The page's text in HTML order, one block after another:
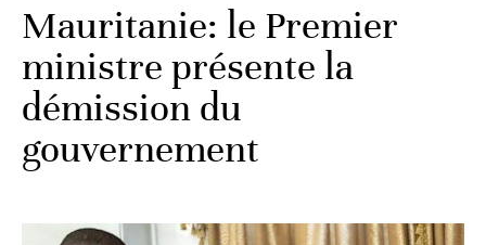
Mauritanie: le Premier
ministre présente la
démission du
gouvernement